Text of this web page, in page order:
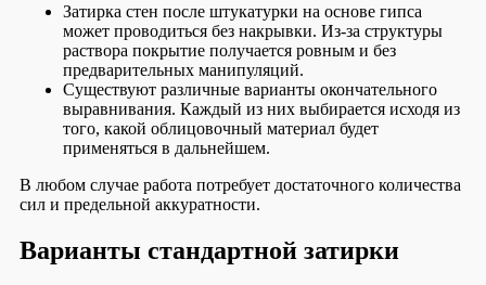
Затирка стен после штукатурки на основе гипса
может проводиться без накрывки. Из-за структуры
раствора покрытие получается ровным и без
предварительных манипуляций.
Существуют различные варианты окончательного
выравнивания. Каждый из них выбирается исходя из
того, какой облицовочный материал будет
применяться в дальнейшем.
В любом случае работа потребует достаточного количества
сил и предельной аккуратности.
Варианты стандартной затирки